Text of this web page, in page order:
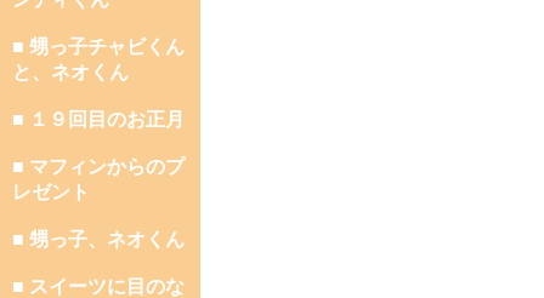
■ 甥っ子チャビくん
と、ネオくん
■ １９回目のお正月
■ マフィンからのプ
レゼント
■ 甥っ子、ネオくん
■ スイーツに目のな